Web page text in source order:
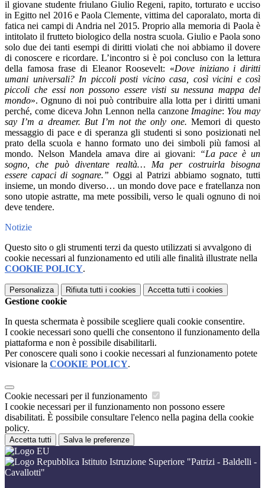
il giovane studente friulano Giulio Regeni, rapito, torturato e ucciso
in Egitto nel 2016 e Paola Clemente, vittima del caporalato, morta di
fatica nei campi di Andria nel 2015. Proprio alla memoria di Paola è
intitolato il frutteto biologico della nostra scuola. Giulio e Paola sono
solo due dei tanti esempi di diritti violati che noi abbiamo il dovere
di conoscere e ricordare. L’incontro si è poi concluso con la lettura
della famosa frase di Eleanor Roosevelt: «Dove iniziano i diritti
umani universali? In piccoli posti vicino casa, così vicini e così
piccoli che essi non possono essere visti su nessuna mappa del
mondo». Ognuno di noi può contribuire alla lotta per i diritti umani
perché, come diceva John Lennon nella canzone Imagine: You may
say I’m a dreamer. But I’m not the only one. Memori di questo
messaggio di pace e di speranza gli studenti si sono posizionati nel
prato della scuola e hanno formato uno dei simboli più famosi al
mondo. Nelson Mandela amava dire ai giovani:
“La pace è un
sogno,
che può diventare realtà… Ma per costruirla bisogna
essere capaci di sognare.” Oggi al Patrizi abbiamo sognato, tutti
insieme, un mondo diverso… un mondo dove pace e fratellanza non
sono utopie astratte, ma mete possibili, verso le quali ognuno di noi
deve tendere.
Notizie
Questo sito o gli strumenti terzi da questo utilizzati si avvalgono di
cookie necessari al funzionamento ed utili alle finalità illustrate nella
COOKIE POLICY.
Personalizza Rifiuta tutti i cookies Accetta tutti i cookies
Gestione cookie
In questa schermata è possibile scegliere quali cookie consentire.
I cookie necessari sono quelli che consentono il funzionamento della
piattaforma e non è possibile disabilitarli.
Per conoscere quali sono i cookie necessari al funzionamento potete
visionare la COOKIE POLICY.
Cookie necessari per il funzionamento
I cookie necessari per il funzionamento non possono essere
disabilitati. È possibile consultare l'elenco nella pagina della cookie
policy.
Accetta tutti Salva le preferenze
Istituto Istruzione Superiore "Patrizi - Baldelli -
Cavallotti"